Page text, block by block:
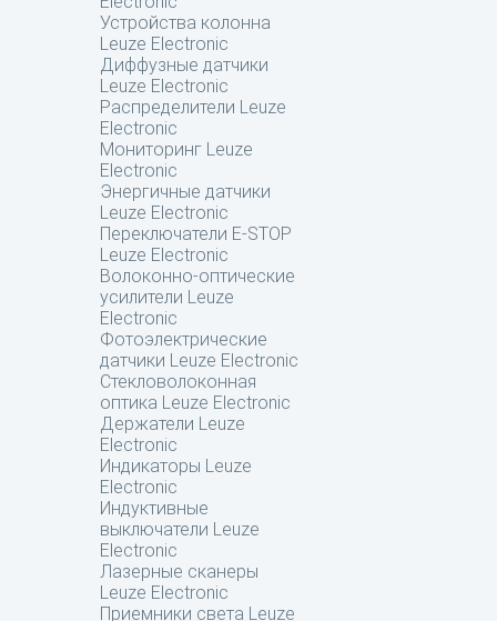
Устройства колонна
Leuze Electronic
Диффузные датчики
Leuze Electronic
Распределители Leuze
Electronic
Мониторинг Leuze
Electronic
Энергичные датчики
Leuze Electronic
Переключатели E-STOP
Leuze Electronic
Волоконно-оптические
усилители Leuze
Electronic
Фотоэлектрические
датчики Leuze Electronic
Стекловолоконная
оптика Leuze Electronic
Держатели Leuze
Electronic
Индикаторы Leuze
Electronic
Индуктивные
выключатели Leuze
Electronic
Лазерные сканеры
Leuze Electronic
Приемники света Leuze